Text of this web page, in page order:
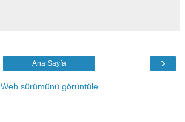
›
Ana Sayfa
Web sürümünü görüntüle